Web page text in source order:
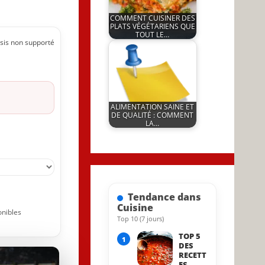
non supporté
26 January 2026
COMMENT CUISINER DES
PLATS VÉGÉTARIENS QUE
TOUT LE…
by
JeunInfo.J.l.
ALIMENTATION SAINE ET
DE QUALITÉ : COMMENT
LA…
4 September 2020
Tendance dans
Cuisine
Top 10 (7 jours)
1
TOP 5
DES
RECETT